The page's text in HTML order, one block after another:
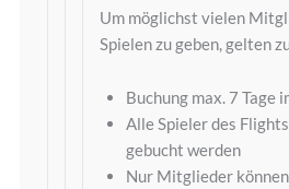
Um möglichst vielen
Spielen zu geben, gelten
Buchung max. 7 Tage
Alle Spieler des
gebucht werden
Nur Mitglieder